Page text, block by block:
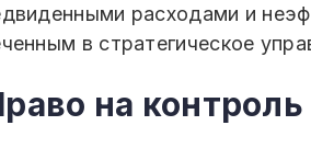
расходами и
в стратегическое
на